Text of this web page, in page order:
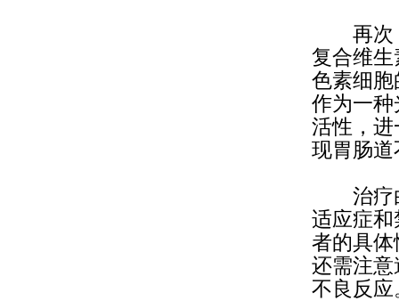
再次，
复合维
色素细
作为一
活性，
现胃肠
治疗白
适应症
者的具
还需注
不良反应